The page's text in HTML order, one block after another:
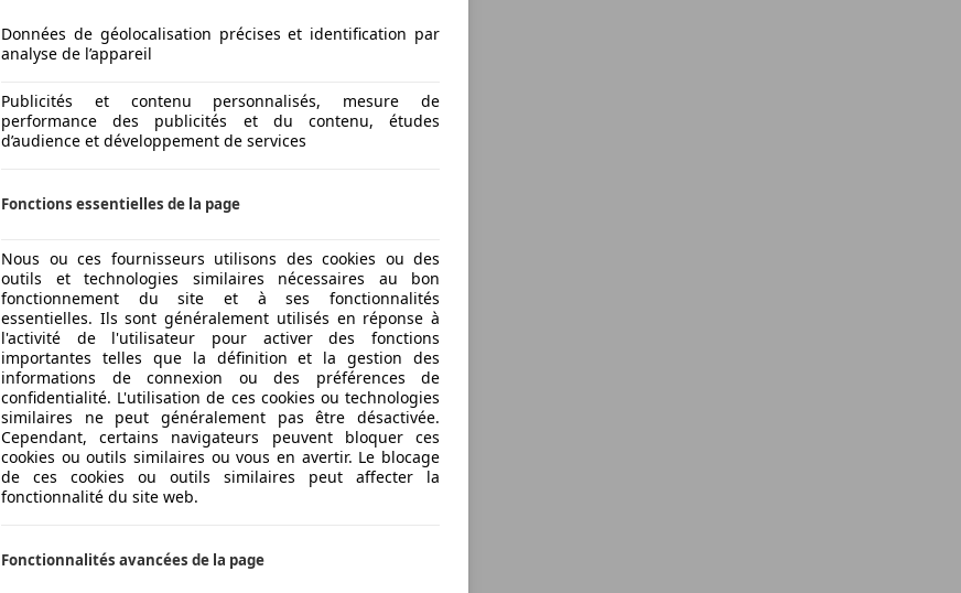
Données de géolocalisation précises et identification par
analyse de l’appareil
Publicités et contenu personnalisés, mesure de
performance des publicités et du contenu, études
d’audience et développement de services
Fonctions essentielles de la page
Nous ou ces fournisseurs utilisons des cookies ou des
outils et technologies similaires nécessaires au bon
fonctionnement du site et à ses fonctionnalités
essentielles. Ils sont généralement utilisés en réponse à
l'activité de l'utilisateur pour activer des fonctions
importantes telles que la définition et la gestion des
informations de connexion ou des préférences de
confidentialité. L'utilisation de ces cookies ou technologies
similaires ne peut généralement pas être désactivée.
Cependant, certains navigateurs peuvent bloquer ces
cookies ou outils similaires ou vous en avertir. Le blocage
de ces cookies ou outils similaires peut affecter la
fonctionnalité du site web.
Fonctionnalités avancées de la page